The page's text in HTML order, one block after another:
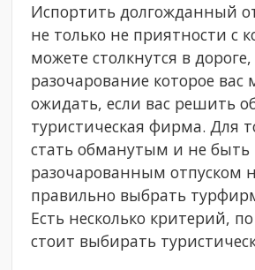
Испортить долгожданный
не только не приятности с
можете столкнутся в
разочарование которое вас
ожидать, если вас решить
туристическая фирма. Для
стать обманутым и не быть
разочарованным отпуском
правильно выбрать
Есть несколько критерий,
стоит выбирать